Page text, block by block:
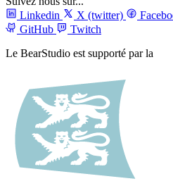
Linkedin
X (twitter)
GitHub
Twitch
Le BearStudio est supporté par la